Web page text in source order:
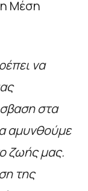
Μέση
να
στα
αμυνθούμε
ζωής μας.
της